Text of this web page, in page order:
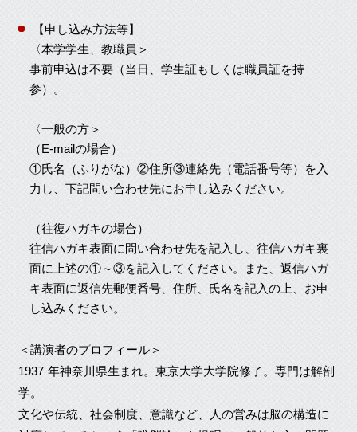
【申し込み方法等】
〈本学学生、教職員＞
事前申込は不要（当日、学生証もしくは職員証を持
参）。
〈一般の方＞
（E-mailの場合）
①氏名（ふりがな）②住所③連絡先（電話番号等）を入
力し、下記問い合わせ先にお申し込みください。
（往復ハガキの場合）
往信ハガキ表面に問い合わせ先を記入し、往信ハガキ裏
面に上述の①～③を記入してください。また、返信ハガ
キ表面に返信先郵便番号、住所、氏名を記入の上、お申
し込みください。
＜講演者のプロフィール＞
1937 年神奈川県生まれ。東京大学大学院修了。専門は解剖
学。
文化や伝統、社会制度、意識など、人の営みは脳の構造に